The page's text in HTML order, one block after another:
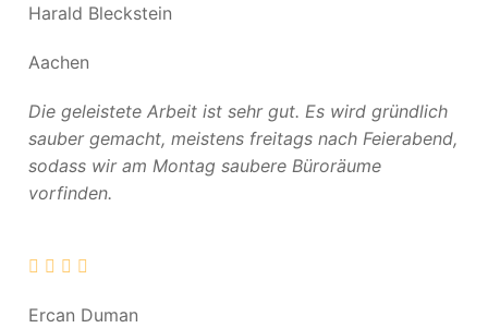
Harald Bleckstein
Aachen
Die geleistete Arbeit ist sehr gut. Es wird gründlich
sauber gemacht, meistens freitags nach Feierabend,
sodass wir am Montag saubere Büroräume
vorfinden.
Ercan Duman